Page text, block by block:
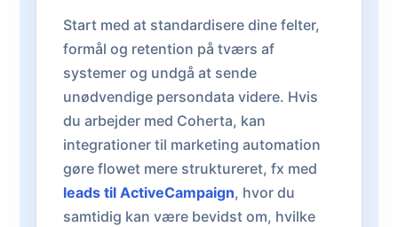
Start med at standardisere dine felter,
formål og retention på tværs af
systemer og undgå at sende
unødvendige persondata videre. Hvis
du arbejder med Coherta, kan
integrationer til marketing automation
gøre flowet mere struktureret, fx med
leads til ActiveCampaign, hvor du
samtidig kan være bevidst om, hvilke